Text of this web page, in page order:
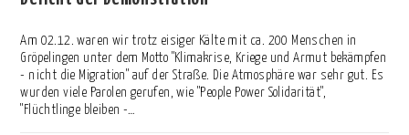
Am 02.12. waren wir trotz eisiger Kälte mit ca. 200 Menschen in
Gröpelingen unter dem Motto "Klimakrise, Kriege und Armut bekämpfen
- nicht die Migration" auf der Straße. Die Atmosphäre war sehr gut. Es
wurden viele Parolen gerufen, wie "People Power Solidarität",
"Flüchtlinge bleiben -…